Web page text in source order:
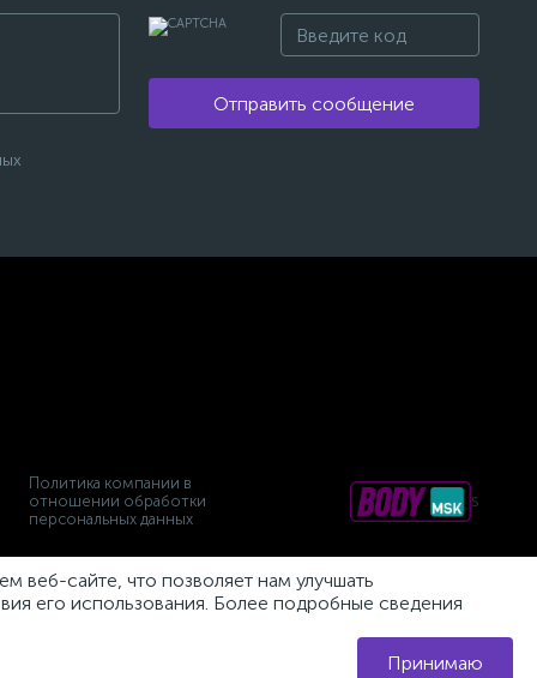
Отправить сообщение
Политика компании в
отношении обработки
персональных данных
s
веб-сайте, что позволяет нам улучшать
его использования. Более подробные сведения
Принимаю